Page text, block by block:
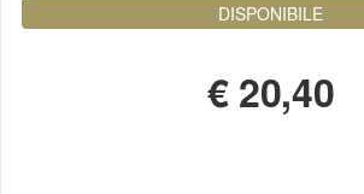
DISPONIBILE
€20,40